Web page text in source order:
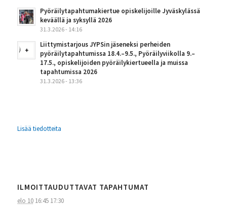
Pyöräilytapahtumakiertue opiskelijoille Jyväskylässä
keväällä ja syksyllä 2026
31.3.2026 - 14:16
Liittymistarjous JYPSin jäseneksi perheiden
pyöräilytapahtumissa 18.4.–9.5., Pyöräilyviikolla 9.–
17.5., opiskelijoiden pyöräilykiertueella ja muissa
tapahtumissa 2026
31.3.2026 - 13:36
Lisää tiedotteita
ILMOITTAUDUTTAVAT TAPAHTUMAT
elo 1016:45 17:30